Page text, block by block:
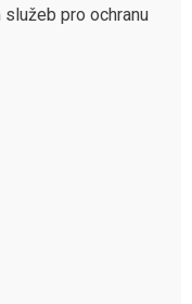
pro ochranu